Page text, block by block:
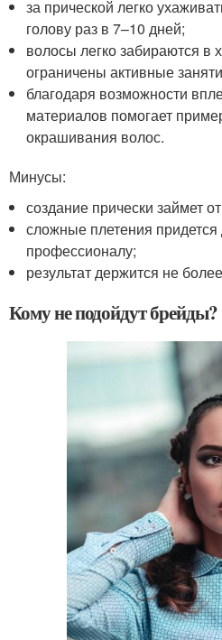
за прической легко
голову раз в 7–10 дней;
волосы легко забираются в
ограничены активные
благодаря возможности
материалов помогает
окрашивания волос.
Минусы:
создание прически займет
сложные плетения придется
профессионалу;
результат держится не
Кому не подойдут брейды?